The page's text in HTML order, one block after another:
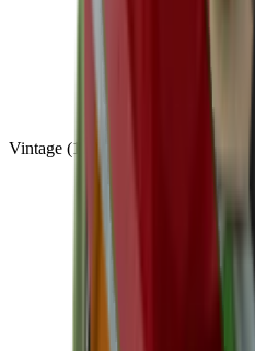
Vintage (10